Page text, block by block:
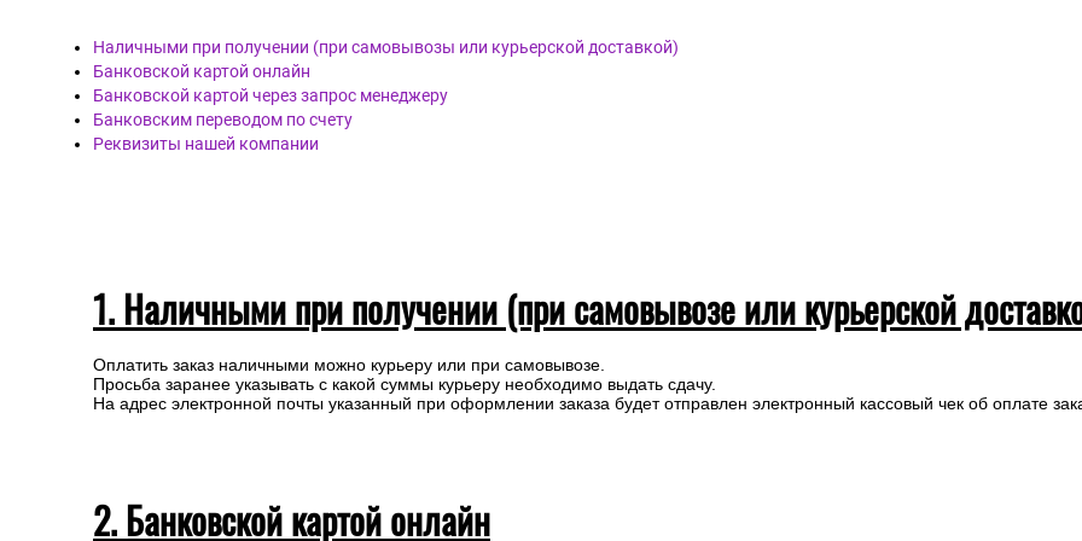
Наличными при получении (при самовывозы или курьерской доставкой)
Банковской картой онлайн
Банковской картой через запрос менеджеру
Банковским переводом по счету
Реквизиты нашей компании
1. Наличными при получении (при самовывозе или курьерской
Оплатить заказ наличными можно курьеру или при самовывозе.
Просьба заранее указывать с какой суммы курьеру необходимо выдать сдачу.
На адрес электронной почты указанный при оформлении заказа будет отправлен электронный кассовый чек об оплате
2. Банковской картой онлайн